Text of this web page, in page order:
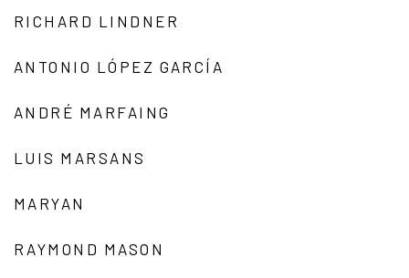
RICHARD LINDNER
ANTONIO LÓPEZ GARCÍA
ANDRÉ MARFAING
LUIS MARSANS
MARYAN
RAYMOND MASON